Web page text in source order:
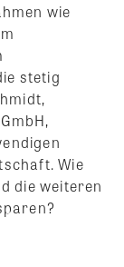
wie
stetig
Wie
die weiteren